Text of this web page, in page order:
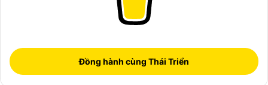
Đồng hành cùng Thái Triển